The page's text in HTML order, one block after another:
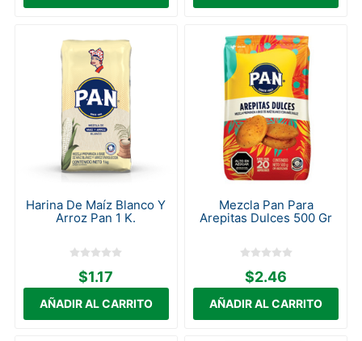
Harina De Maíz Blanco Y
Arroz Pan 1 K.
$1.17
Mezcla Pan Para
Arepitas Dulces 500 Gr
$2.46